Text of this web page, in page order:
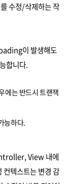
수정/삭제하는 작
이 발생해도
합니다.
에는 반드시 트랜잭
능하다.
View 내에
텍스트는 변경 감